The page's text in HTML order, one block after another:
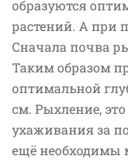
образуются
растений. А при
Сначала почва
Таким образом
оптимальной
см. Рыхление,
ухаживания за
ещё необходимы